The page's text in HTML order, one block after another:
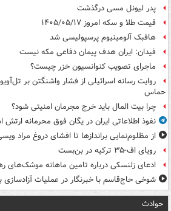
پدر لیونل مسی درگذشت
قیمت طلا و سکه امروز ۱۴۰۵/۰۵/۱۷
هافبک آلومینیوم پرسپولیسی شد
فیدان: ایران هدف پیمان دفاعی مکه نیست
ماجرای تصویب کنوانسیون خزر چیست؟
روایت رسانه اسرائیلی از فشار واشنگتن بر
حماس
چرا بیت المال باید خرج مجرمان امنیتی شود؟
نفوذ اطلاعاتی ایران در یگان فوق محرمانه ارتش
از مظلوم‌نمایی براندازها تا افشای دروغ مراد
رویای اف-۳۵ ترکیه در بن‌بست
ادعای زلنسکی درباره تامین ماهانه موشک‌های
شوخی حاج‌قاسم با خبرنگار در عملیات آزادسازی
حوادث